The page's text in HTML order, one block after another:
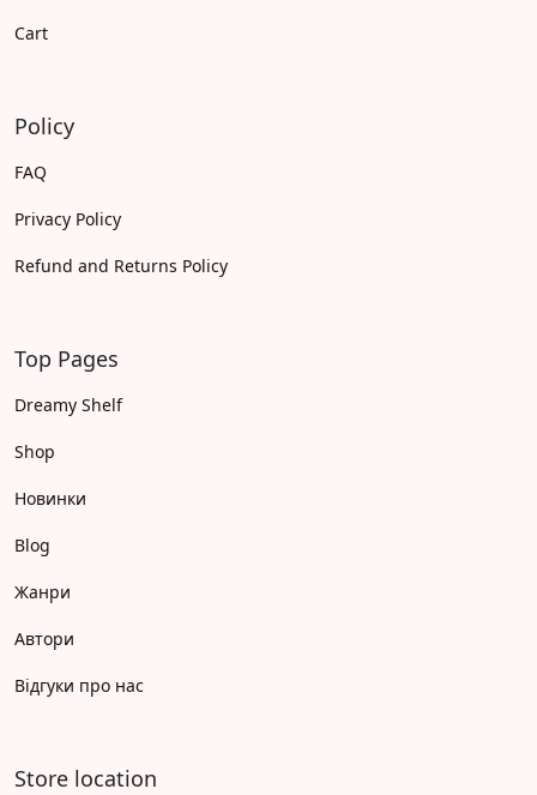
Cart
Policy
FAQ
Privacy Policy
Refund and Returns Policy
Top Pages
Dreamy Shelf
Shop
Новинки
Blog
Жанри
Автори
Відгуки про нас
Store location